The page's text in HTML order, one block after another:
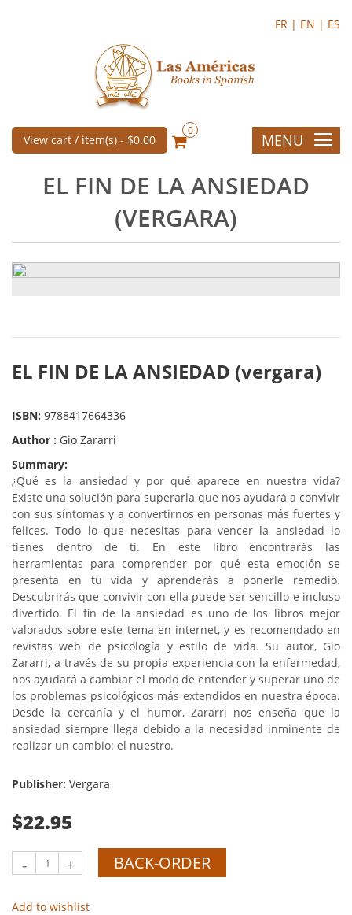
FR | EN | ES
View cart / item(s) - $0.00
0
MENU
EL FIN DE LA ANSIEDAD
(VERGARA)
EL FIN DE LA ANSIEDAD (vergara)
ISBN: 9788417664336
Author : Gio Zararri
Summary:
¿Qué es la ansiedad y por qué aparece en nuestra vida?
Existe una solución para superarla que nos ayudará a convivir
con sus síntomas y a convertirnos en personas más fuertes y
felices. Todo lo que necesitas para vencer la ansiedad lo
tienes dentro de ti. En este libro encontrarás las
herramientas para comprender por qué esta emoción se
presenta en tu vida y aprenderás a ponerle remedio.
Descubrirás que convivir con ella puede ser sencillo e incluso
divertido. El fin de la ansiedad es uno de los libros mejor
valorados sobre este tema en internet, y es recomendado en
revistas web de psicología y estilo de vida. Su autor, Gio
Zararri, a través de su propia experiencia con la enfermedad,
nos ayudará a cambiar el modo de entender y superar uno de
los problemas psicológicos más extendidos en nuestra época.
Desde la cercanía y el humor, Zararri nos enseña que la
ansiedad siempre llega debido a la necesidad inminente de
realizar un cambio: el nuestro.
Publisher: Vergara
$22.95
- + BACK-ORDER
Add to wishlist